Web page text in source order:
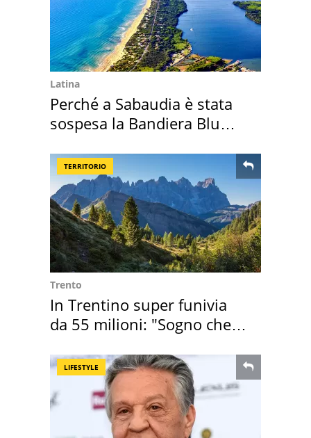
Latina
Perché a Sabaudia è stata
sospesa la Bandiera Blu
TERRITORIO
Trento
In Trentino super funivia
da 55 milioni: "Sogno che si
LIFESTYLE